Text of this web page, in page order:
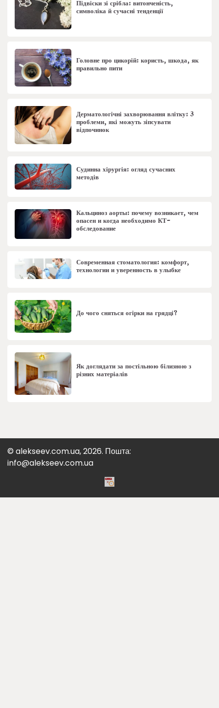
Підвіски зі срібла: витонченість,
символіка й сучасні тенденції
Головне про цикорій: користь, шкода, як
правильно пити
Дерматологічні захворювання влітку: 3
проблеми, які можуть зіпсувати
відпочинок
Судинна хірургія: огляд сучасних
методів
Кальциноз аорты: почему возникает, чем
опасен и когда необходимо КТ-
обследование
Современная стоматология: комфорт,
технологии и уверенность в улыбке
До чого сняться огірки на грядці?
Як доглядати за постільною білизною з
різних матеріалів
© alekseev.com.ua, 2026. Пошта:
info@alekseev.com.ua